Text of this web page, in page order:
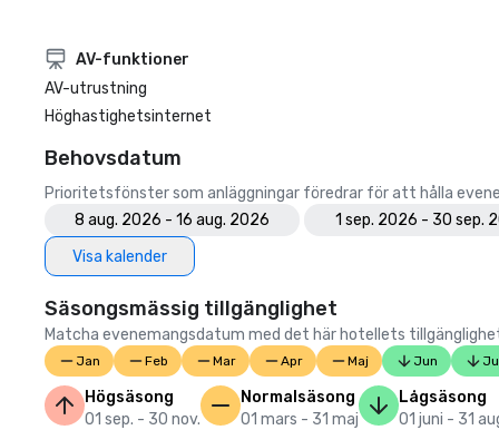
AV-funktioner
AV-utrustning
Höghastighetsinternet
Behovsdatum
Prioritetsfönster som anläggningar föredrar för att hålla
8 aug. 2026 - 16 aug. 2026
1 sep. 2026 - 30 sep.
Visa kalender
Säsongsmässig tillgänglighet
Matcha evenemangsdatum med det här hotellets
Jan Feb Mar Apr Maj Jun
Högsäsong
01 sep. - 30 nov.
Normalsäsong
01 mars - 31 maj
Lågsäsong
01 juni - 31